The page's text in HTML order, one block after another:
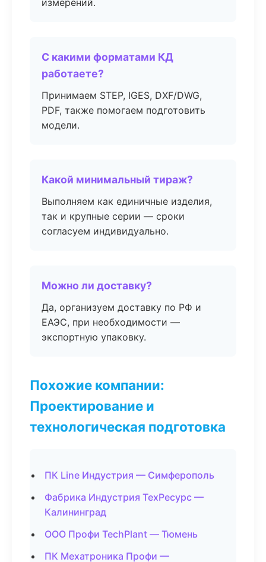
измерений.
С какими форматами КД
работаете?
Принимаем STEP, IGES, DXF/DWG,
PDF, также помогаем подготовить
модели.
Какой минимальный тираж?
Выполняем как единичные изделия,
так и крупные серии — сроки
согласуем индивидуально.
Можно ли доставку?
Да, организуем доставку по РФ и
ЕАЭС, при необходимости —
экспортную упаковку.
Похожие компании:
Проектирование и
технологическая подготовка
ПК Line Индустрия — Симферополь
Фабрика Индустрия ТехРесурс —
Калининград
ООО Профи TechPlant — Тюмень
ПК Мехатроника Профи —